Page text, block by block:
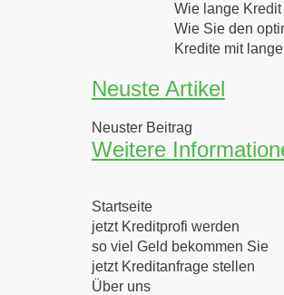
Wie lange
Wie Sie den
Kredite mit
Neuste Artikel
Neuster Beitrag
Weitere
Startseite
jetzt Kreditprofi werden
so viel Geld bekommen Sie
jetzt Kreditanfrage stellen
Über uns